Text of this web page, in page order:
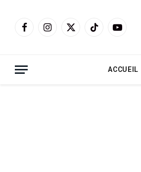
FacebookInstagram
X
TikTokYouTube
ACCUEIL